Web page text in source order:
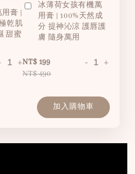
膏 |
乾肌
甜蜜
+
冰薄荷女孩有機萬
用膏 | 100%天然成
分 提神沁涼 護唇護
膚 隨身萬用
NT$ 199
NT$ 490
- +
加入購物車